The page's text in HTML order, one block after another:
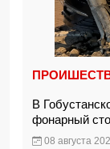
В
фонарный
08 августа